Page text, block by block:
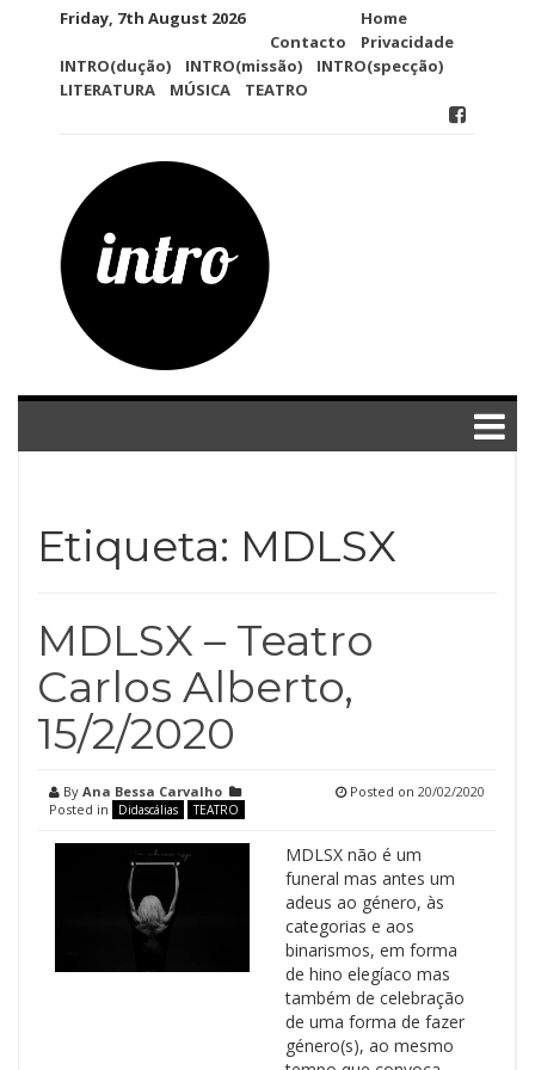
Friday, 7th August 2026
Contacto
Home
Privacidade
INTRO(dução)
INTRO(missão)
INTRO(specção)
LITERATURA
MÚSICA TEATRO
Etiqueta: MDLSX
MDLSX – Teatro
Carlos Alberto,
15/2/2020
By Ana Bessa Carvalho
Posted in
Didascálias TEATRO
Posted on 20/02/2020
MDLSX não é um
funeral mas antes um
adeus ao género, às
categorias e aos
binarismos, em forma
de hino elegíaco mas
também de celebração
de uma forma de fazer
género(s), ao mesmo